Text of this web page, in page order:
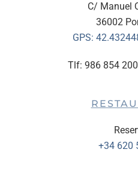
C/ Manuel
36002
GPS:
Tlf: 986 854
+34 620